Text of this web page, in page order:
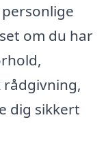
om du har
rådgivning,
dig sikkert